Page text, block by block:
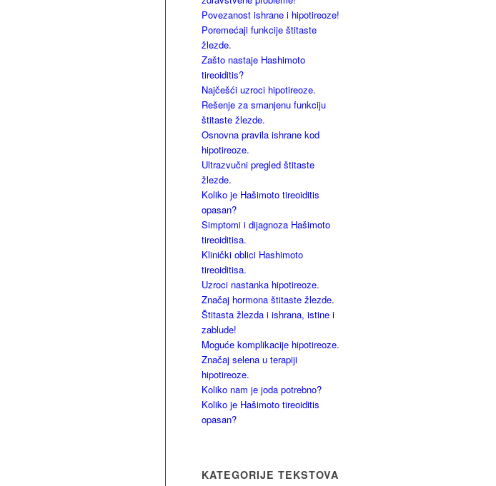
Povezanost ishrane i hipotireoze!
Poremećaji funkcije štitaste
žlezde.
Zašto nastaje Hashimoto
tireoiditis?
Najčešći uzroci hipotireoze.
Rešenje za smanjenu funkciju
štitaste žlezde.
Osnovna pravila ishrane kod
hipotireoze.
Ultrazvučni pregled štitaste
žlezde.
Koliko je Hašimoto tireoiditis
opasan?
Simptomi i dijagnoza Hašimoto
tireoiditisa.
Klinički oblici Hashimoto
tireoiditisa.
Uzroci nastanka hipotireoze.
Značaj hormona štitaste žlezde.
Štitasta žlezda i ishrana, istine i
zablude!
Moguće komplikacije hipotireoze.
Značaj selena u terapiji
hipotireoze.
Koliko nam je joda potrebno?
Koliko je Hašimoto tireoiditis
opasan?
KATEGORIJE TEKSTOVA